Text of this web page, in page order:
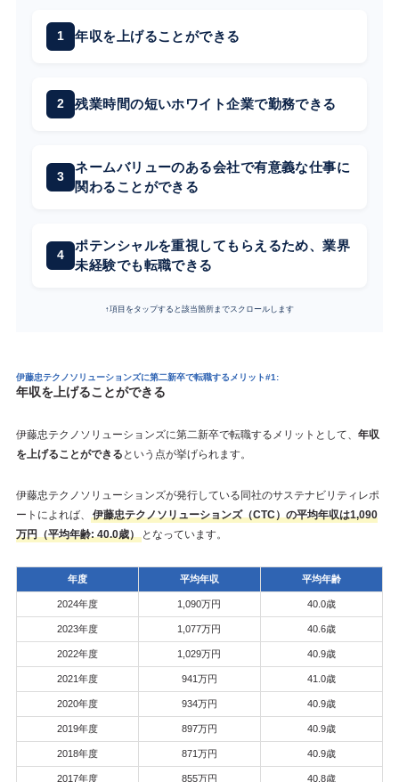
年収を上げることができる
残業時間の短いホワイト企業で勤務できる
ネームバリューのある会社で有意義な仕事に
関わることができる
ポテンシャルを重視してもらえるため、業界
未経験でも転職できる
↑項目をタップすると該当箇所までスクロールします
伊藤忠テクノソリューションズに第二新卒で転職するメリット#1:
年収を上げることができる
伊藤忠テクノソリューションズに第二新卒で転職するメリットとして、 年収
を上げることができる という点が挙げられます。
伊藤忠テクノソリューションズが発行している同社のサステナビリティレポ
ートによれば、
伊藤忠テクノソリューションズ（CTC）の平均年収は1,090
万円（平均年齢: 40.0歳）となっています。
年度 平均年収 平均年齢
2024年度 1,090万円 40.0歳
2023年度 1,077万円 40.6歳
2022年度 1,029万円 40.9歳
2021年度 941万円 41.0歳
2020年度 934万円 40.9歳
2019年度 897万円 40.9歳
2018年度 871万円 40.9歳
2017年度 855万円 40.8歳